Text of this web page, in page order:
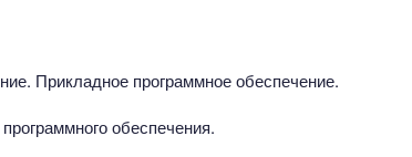
Прикладное программное обеспечение.
обеспечения.